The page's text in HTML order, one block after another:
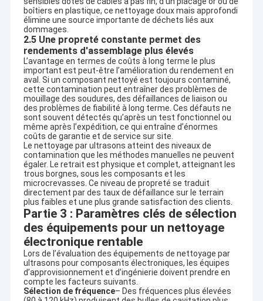
Décapant ultrasonique de Digital
Décapant ultrasonique mécanique
La cuisine imbibent des réservoirs
boîtiers en plastique, ce nettoyage doux mais approfondi
élimine une source importante de déchets liés aux
dommages.
2.5 Une propreté constante permet des
rendements d'assemblage plus élevés
L’avantage en termes de coûts à long terme le plus
important est peut-être l’amélioration du rendement en
aval. Si un composant nettoyé est toujours contaminé,
cette contamination peut entraîner des problèmes de
mouillage des soudures, des défaillances de liaison ou
des problèmes de fiabilité à long terme. Ces défauts ne
sont souvent détectés qu’après un test fonctionnel ou
même après l’expédition, ce qui entraîne d’énormes
coûts de garantie et de service sur site.
Le nettoyage par ultrasons atteint des niveaux de
contamination que les méthodes manuelles ne peuvent
égaler. Le retrait est physique et complet, atteignant les
trous borgnes, sous les composants et les
microcrevasses. Ce niveau de propreté se traduit
directement par des taux de défaillance sur le terrain
plus faibles et une plus grande satisfaction des clients.
Partie 3 : Paramètres clés de sélection
des équipements pour un nettoyage
électronique rentable
Lors de l’évaluation des équipements de nettoyage par
ultrasons pour composants électroniques, les équipes
d’approvisionnement et d’ingénierie doivent prendre en
compte les facteurs suivants.
Sélection de fréquence– Des fréquences plus élevées
vos besoins à tout moment.
Si vous êtes intéressé par notre équipement de nettoyage par
ultrasons ou solutions personnalisées, n'hésitez pas à nous
contacter.